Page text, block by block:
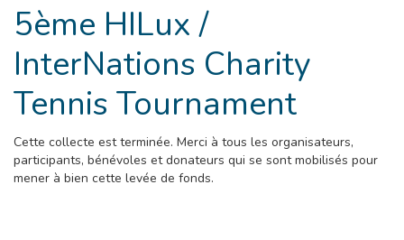
5ème HILux /
InterNations Charity
Tennis Tournament
Cette collecte est terminée. Merci à tous les organisateurs,
participants, bénévoles et donateurs qui se sont mobilisés pour
mener à bien cette levée de fonds.